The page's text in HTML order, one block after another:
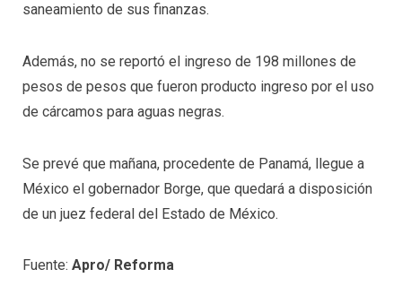
saneamiento de sus finanzas.
Además, no se reportó el ingreso de 198 millones de
pesos de pesos que fueron producto ingreso por el uso
de cárcamos para aguas negras.
Se prevé que mañana, procedente de Panamá, llegue a
México el gobernador Borge, que quedará a disposición
de un juez federal del Estado de México.
Fuente: Apro/ Reforma